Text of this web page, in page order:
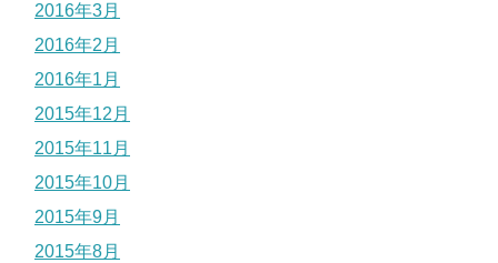
2016年3月
2016年2月
2016年1月
2015年12月
2015年11月
2015年10月
2015年9月
2015年8月